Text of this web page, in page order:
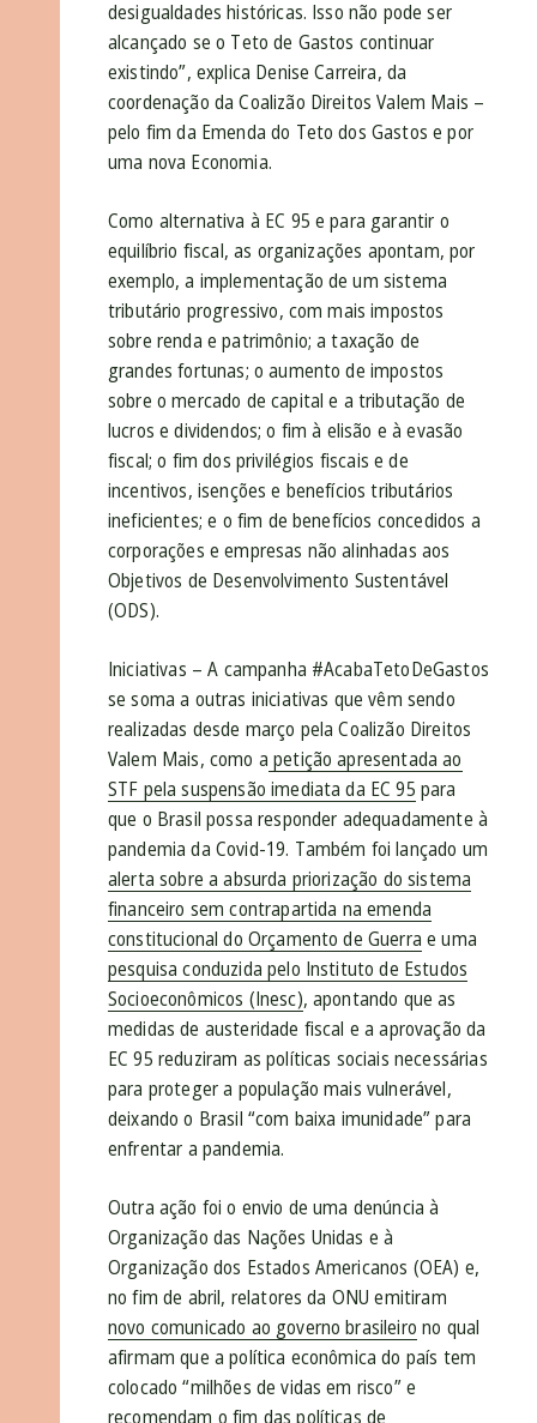
desigualdades históricas. Isso não pode ser
alcançado se o Teto de Gastos continuar
existindo”, explica Denise Carreira, da
coordenação da Coalizão Direitos Valem Mais –
pelo fim da Emenda do Teto dos Gastos e por
uma nova Economia.
Como alternativa à EC 95 e para garantir o
equilíbrio fiscal, as organizações apontam, por
exemplo, a implementação de um sistema
tributário progressivo, com mais impostos
sobre renda e patrimônio; a taxação de
grandes fortunas; o aumento de impostos
sobre o mercado de capital e a tributação de
lucros e dividendos; o fim à elisão e à evasão
fiscal; o fim dos privilégios fiscais e de
incentivos, isenções e benefícios tributários
ineficientes; e o fim de benefícios concedidos a
corporações e empresas não alinhadas aos
Objetivos de Desenvolvimento Sustentável
(ODS).
Iniciativas – A campanha #AcabaTetoDeGastos
se soma a outras iniciativas que vêm sendo
realizadas desde março pela Coalizão Direitos
Valem Mais, como a petição apresentada ao
STF pela suspensão imediata da EC 95 para
que o Brasil possa responder adequadamente à
pandemia da Covid-19. Também foi lançado um
alerta sobre a absurda priorização do sistema
financeiro sem contrapartida na emenda
constitucional do Orçamento de Guerra e uma
pesquisa conduzida pelo Instituto de Estudos
Socioeconômicos (Inesc), apontando que as
medidas de austeridade fiscal e a aprovação da
EC 95 reduziram as políticas sociais necessárias
para proteger a população mais vulnerável,
deixando o Brasil “com baixa imunidade” para
enfrentar a pandemia.
Outra ação foi o envio de uma denúncia à
Organização das Nações Unidas e à
Organização dos Estados Americanos (OEA) e,
no fim de abril, relatores da ONU emitiram
novo comunicado ao governo brasileiro no qual
afirmam que a política econômica do país tem
colocado “milhões de vidas em risco” e
recomendam o fim das políticas de